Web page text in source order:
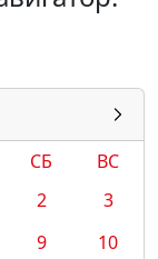
СБ
ВС
2
3
9
10